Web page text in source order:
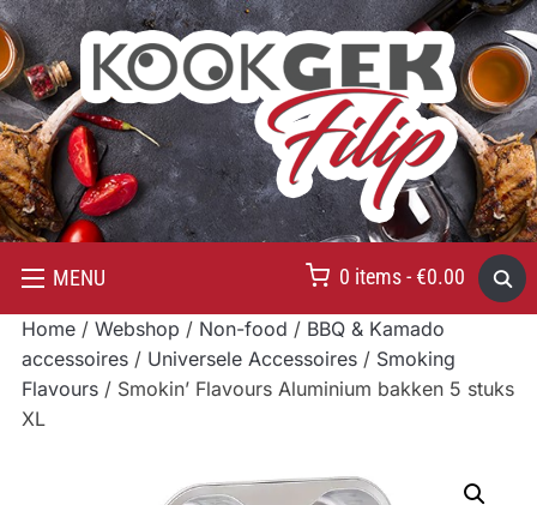
MENU 0 items - €0.00
Home/ Webshop / Non-food / BBQ & Kamado
accessoires/ Universele Accessoires/ Smoking
Flavours/ Smokin’ Flavours Aluminium bakken 5 stuks
XL